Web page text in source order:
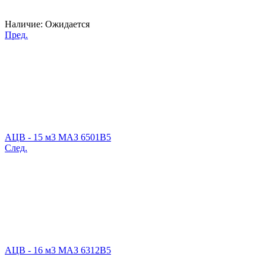
Наличие: Ожидается
Пред.
АЦВ - 15 м3 МАЗ 6501В5
След.
АЦВ - 16 м3 МАЗ 6312В5